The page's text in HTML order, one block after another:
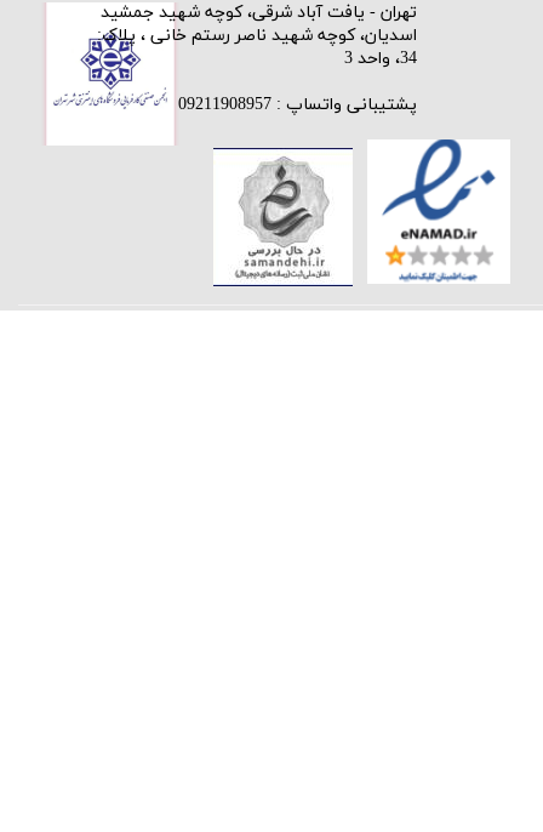
​تهران - یافت آباد شرقی، کوچه شهید جمشید
اسدیان، کوچه شهید ناصر رستم خانی ، پلاک:
34، واحد 3
پشتیبانی واتساپ : 09211908957